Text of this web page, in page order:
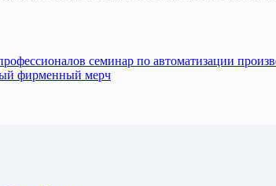
семинар по автоматизации
фирменный мерч